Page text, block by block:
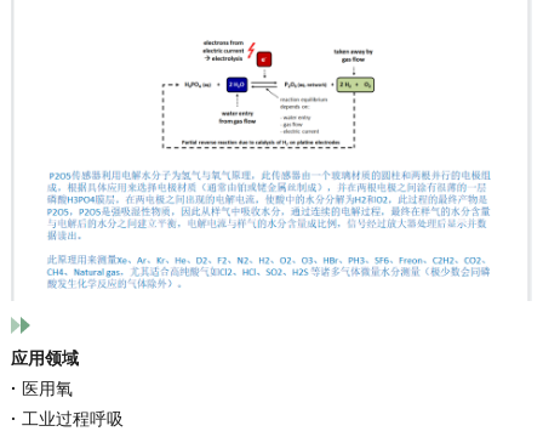
应用领域
· 医用氧
· 工业过程呼吸